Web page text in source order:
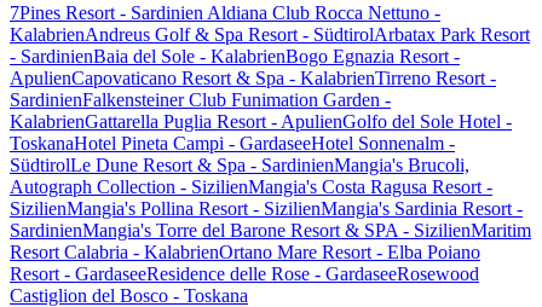
7Pines Resort - Sardinien Aldiana Club Rocca Nettuno -
KalabrienAndreus Golf & Spa Resort - SüdtirolArbatax Park Resort
- SardinienBaia del Sole - KalabrienBogo Egnazia Resort -
ApulienCapovaticano Resort & Spa - KalabrienTirreno Resort -
SardinienFalkensteiner Club Funimation Garden -
KalabrienGattarella Puglia Resort - ApulienGolfo del Sole Hotel -
ToskanaHotel Pineta Campi - GardaseeHotel Sonnenalm -
SüdtirolLe Dune Resort & Spa - SardinienMangia's Brucoli,
Autograph Collection - SizilienMangia's Costa Ragusa Resort -
SizilienMangia's Pollina Resort - SizilienMangia's Sardinia Resort -
SardinienMangia's Torre del Barone Resort & SPA - SizilienMaritim
Resort Calabria - KalabrienOrtano Mare Resort - Elba Poiano
Resort - GardaseeResidence delle Rose - GardaseeRosewood
Castiglion del Bosco - Toskana